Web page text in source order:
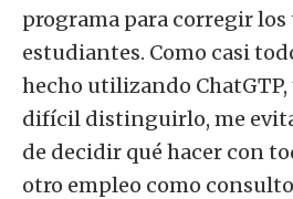
programa para corregir los
estudiantes. Como casi
hecho utilizando ChatGTP,
difícil distinguirlo, me
de decidir qué hacer con
otro empleo como